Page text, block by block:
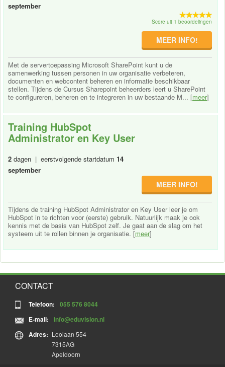
september
Score uit 1 beoordelingen
MEER INFO!
Met de servertoepassing Microsoft SharePoint kunt u de
samenwerking tussen personen in uw organisatie verbeteren,
documenten en webcontent beheren en informatie beschikbaar
stellen. Tijdens de Cursus Sharepoint beheerders leert u SharePoint
te configureren, beheren en te integreren in uw bestaande M... [meer]
Training HubSpot
Administrator en Key User
2 dagen | eerstvolgende startdatum 14
september
MEER INFO!
Tijdens de training HubSpot Administrator en Key User leer je om
HubSpot in te richten voor (eerste) gebruik. Natuurlijk maak je ook
kennis met de basis van HubSpot zelf. Je gaat aan de slag om het
systeem uit te rollen binnen je organisatie. [meer]
CONTACT
Telefoon:
055 576 8044
E-mail:
info@eduvision.nl
Adres: Loolaan 554
7315AG
Apeldoorn